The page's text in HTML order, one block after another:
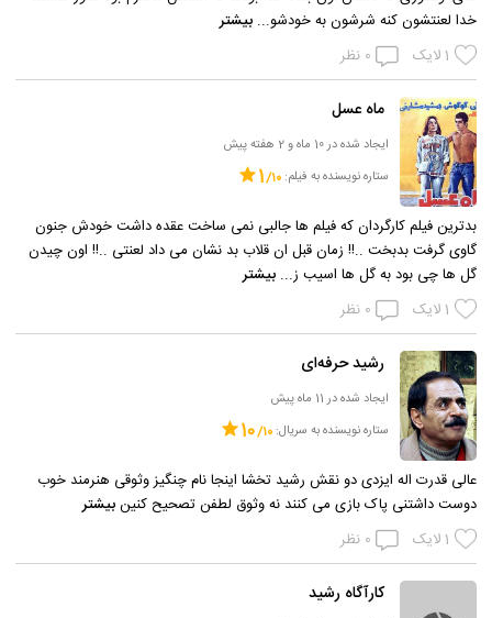
خدا لعنتشون کنه شرشون به خودشو...بیشتر
1لایک 0 نظر
ماه عسل
ایجاد شده در 10 ماه و 2 هفته پیش
ستاره نویسنده به فیلم:
1
بدترین فیلم کارگردان که فیلم ها جالبی نمی ساخت عقده داشت خودش جنون
گاوی گرفت بدبخت ..!! زمان قبل ان قلاب بد نشان می داد لعنتی ..!! اون چیدن
گل ها چی بود به گل ها اسیب ز...بیشتر
1لایک 0 نظر
رشید حرفه‌ای
ایجاد شده در 11 ماه پیش
ستاره نویسنده به سریال:
10
عالی قدرت اله ایزدی دو نقش رشید تخشا اینجا نام چنگیز وثوقی هنرمند خوب
دوست داشتنی پاک بازی می کنند نه وثوق لطفن تصحیح کنینبیشتر
1لایک 0 نظر
کارآگاه رشید